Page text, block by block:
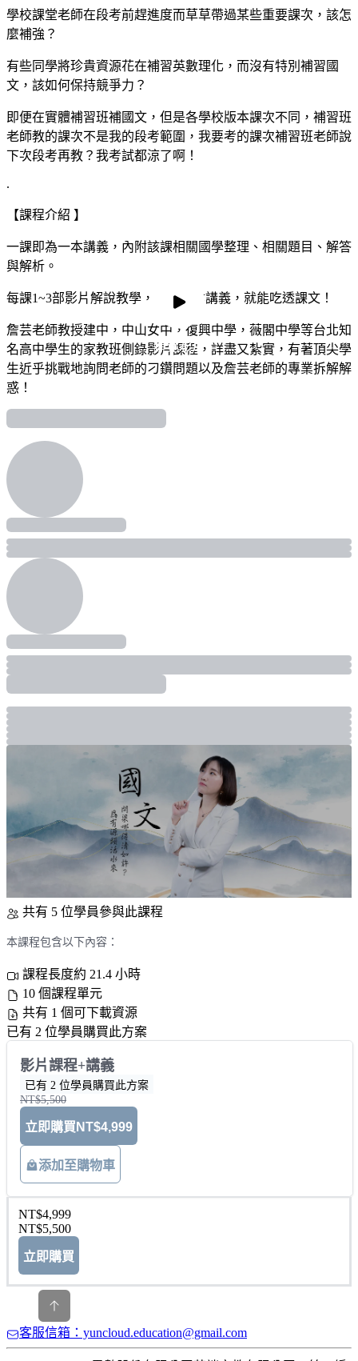
預覽影片
學校課堂老師在段考前趕進度而草草帶過某些重要課次，該怎
麼補強？
有些同學將珍貴資源花在補習英數理化，而沒有特別補習國
文，該如何保持競爭力？
即便在實體補習班補國文，但是各學校版本課次不同，補習班
老師教的課次不是我的段考範圍，我要考的課次補習班老師說
下次段考再教？我考試都涼了啊！
.
【課程介紹 】
一課即為一本講義，內附該課相關國學整理、相關題目、解答
與解析。
每課1~3部影片解說教學，搭配一本講義，就能吃透課文！
詹芸老師教授建中，中山女中，復興中學，薇閣中學等台北知
名高中學生的家教班側錄影片課程，詳盡又紮實，有著頂尖學
生近乎挑戰地詢問老師的刁鑽問題以及詹芸老師的專業拆解解
惑！
預覽影片
共有 5 位學員參與此課程
本課程包含以下內容：
課程長度約 21.4 小時
10 個課程單元
共有 1 個可下載資源
已有 2 位學員購買此方案
影片課程+講義
已有 2 位學員購買此方案
NT$5,500
立即購買 NT$4,999
添加至購物車
NT$4,999
NT$5,500
立即購買
客服信箱：yuncloud.education@gmail.com